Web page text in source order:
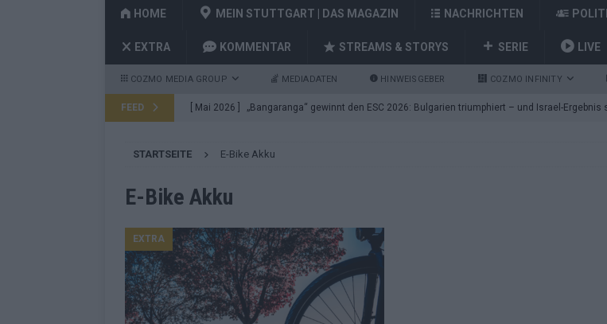
HOME MEIN STUTTGART | DAS MAGAZIN NACHRICHTEN
EXTRA KOMMENTAR STREAMS & STORYS SERIE LIVE
COZMO MEDIA GROUP MEDIADATEN HINWEISGEBER COZMO INFINITY
FEED [ Mai 2026 ] „Bangaranga“ gewinnt den ESC 2026: Bulgarien triumphiert – und Israel-Ergebnis
[ Mai 2026 ] Von JJ bis Lordi: Das sind die Showacts im ESC-Finale 2026 in Wien
[ Mai 2026 ]
[ Mai 2026 ] ESC-Finale 2026: Finnland Favorit, Australien überrascht – alle Acts und unsere
KOMMENTAR
[ Mai 2026 ] „Douze Points“, Televoting, Jurys – die Geschichte der ESC-Wertung als Spiegel
STARTSEITE E-Bike Akku
E-Bike Akku
EXTRA